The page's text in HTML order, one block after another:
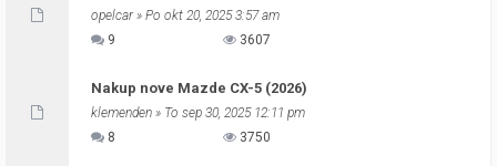
opelcar» Po okt 20, 2025 3:57 am
9
3607
Nakup nove Mazde CX-5 (2026)
klemenden » To sep 30, 2025 12:11 pm
8
3750